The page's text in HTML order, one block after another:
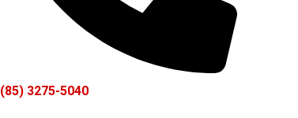
(85) 3275-5040